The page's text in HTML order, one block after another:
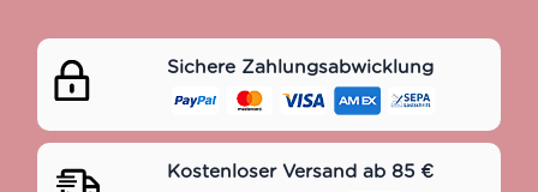
Sichere Zahlungsabwicklung
Kostenloser Versand ab 85 €